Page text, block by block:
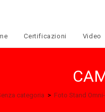
Certificazioni Video
categoria > Foto Stand